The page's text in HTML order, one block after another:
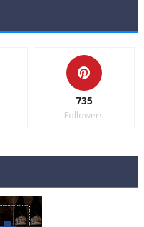
735
Followers